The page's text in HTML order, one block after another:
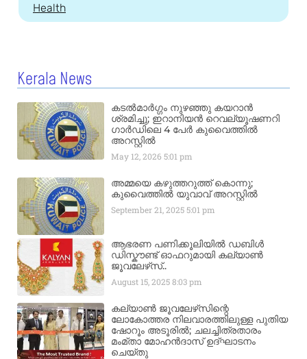
Health
Kerala News
കടൽമാർഗ്ഗം നുഴഞ്ഞു കയറാൻ
ശ്രമിച്ചു; ഇറാനിയൻ റെവല്യൂഷണറി
ഗാർഡിലെ 4 പേർ കുവൈത്തിൽ
അറസ്റ്റിൽ
May 12, 20265:01 pm
അമ്മയെ കഴുത്തറുത്ത് കൊന്നു;
കുവൈത്തിൽ യുവാവ് അറസ്റ്റിൽ
September 21, 20255:01 pm
ആഭരണ പണിക്കൂലിയിൽ ഡബിൾ
ഡിസ്കൗണ്ട് ഓഫറുമായി കല്യാൺ
ജൂവലേഴ്‌സ്..
August 15, 20258:03 pm
കല്യാൺ ജൂവലേഴ്‌സിന്റെ
ലോകോത്തര നിലവാരത്തിലുള്ള പുതിയ
ഷോറൂം അടൂരിൽ; ചലച്ചിത്രതാരം
മംമ്താ മോഹൻദാസ് ഉദ്ഘാടനം
ചെയ്‌തു